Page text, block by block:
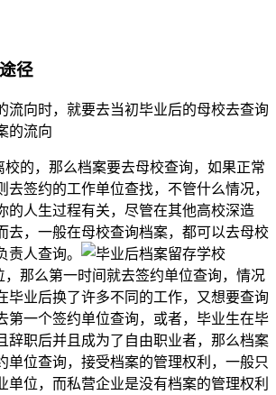
径
流向时，就要去当初毕业后的母校去查询
校的，那么档案要去母校查询，如果正常
去签约的工作单位查找，不管什么情况，
的人生过程有关，尽管在其他高校深造
去，一般在母校查询档案，都可以去母校
责人查询。
，那么第一时间就去签约单位查询，情况
毕业后换了许多不同的工作，又想要查询
第一个签约单位查询，或者，毕业生在毕
辞职后并且成为了自由职业者，那么档案
单位查询，接受档案的管理权利，一般只
单位，而私营企业是没有档案的管理权利